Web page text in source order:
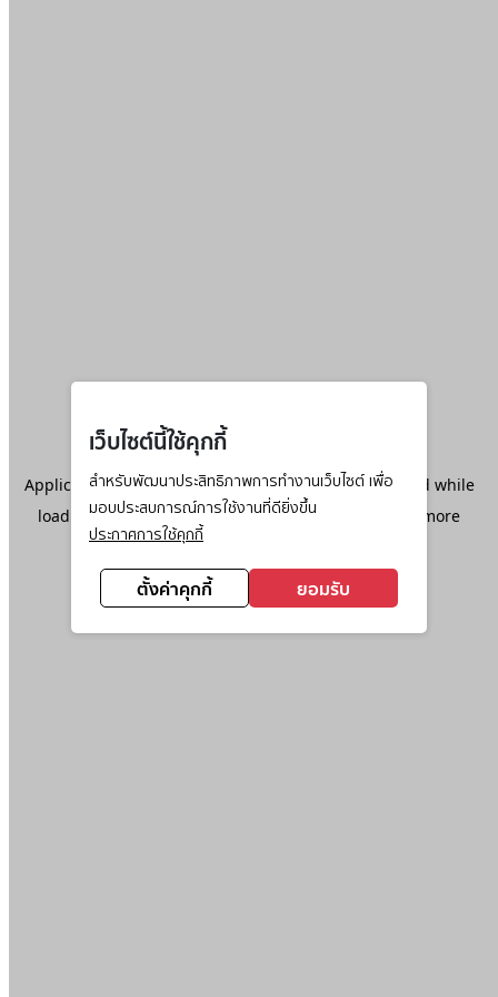
เว็บไซต์นี้ใช้คุกกี้
สำหรับพัฒนาประสิทธิภาพการทำงานเว็บไซต์ เพื่อ
มอบประสบการณ์การใช้งานที่ดียิ่งขึ้น
ประกาศการใช้คุกกี้
ตั้งค่าคุกกี้ ยอมรับ
Application error: aclient-side exception has occurred while
loadingwww.ktc.co.th(see the browser console
for more
information).